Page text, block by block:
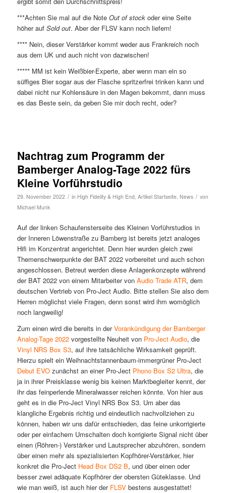
***Achten Sie mal auf die Note Out of stockoder eine Seite
höher auf Sold out. Aber der FLSV kann noch liefern!
**** Nein, dieser Verstärker kommt weder aus Frankreich noch
aus dem UK und auch nicht von dazwischen!
***** MM ist kein Weißbier-Experte, aber wenn man ein so
süffiges Bier sogar aus der Flasche spritzerfrei trinken kann und
dabei nicht nur Kohlensäure in den Magen bekommt, dann muss
es das Beste sein, da geben Sie mir doch recht, oder?
Nachtrag zum Programm der
Bamberger Analog-Tage 2022 fürs
Kleine Vorführstudio
29. November 2022 / in High Fidelity & High End, Artikel Startseite, News / von
Michael Munk
Auf der linken Schaufensterseite des Kleinen Vorführstudios in
der Inneren Löwenstraße zu Bamberg ist bereits jetzt analoges
Hifi im Konzentrat angerichtet. Denn hier wurden gleich zwei
Themenschwerpunkte der BAT 2022 vorbereitet und auch schon
angeschlossen. Betreut werden diese Anlagenkonzepte während
der BAT 2022 von einem Mitarbeiter von Audio Trade ATR, dem
deutschen Vertrieb von Pro-Ject Audio. Bitte stellen Sie also dem
Herren möglichst viele Fragen, denn sonst wird ihm womöglich
noch langweilig!
Zum einen wird die bereits in derVorankündigung der Bamberger
Analog-Tage 2022vorgestellte Neuheit von Pro-Ject Audio, die
Vinyl NRS Box S3, auf ihre tatsächliche Wirksamkeit geprüft.
Hierzu spielt ein Weihnachtstannenbaum-immergrüner Pro-Ject
Debut EVOzunächst an einer Pro-Ject Phono Box S2 Ultra, die
ja in ihrer Preisklasse wenig bis keinen Marktbegleiter kennt, der
ihr das feinperlende Mineralwasser reichen könnte. Von hier aus
geht es in die Pro-Ject Vinyl NRS Box S3. Um aber das
klangliche Ergebnis richtig und eindeutlich nachvollziehen zu
können, haben wir uns dafür entschieden, das feine unkorrigierte
oder per einfachem Umschalten doch korrigierte Signal nicht über
einen (Röhren-) Verstärker und Lautsprecher abzuhören, sondern
über einen mehr als spezialisierten Kopfhörer-Verstärker, hier
konkret die Pro-Ject Head Box DS2 B, und über einen oder
besser zwei adäquate Kopfhörer der obersten Güteklasse. Und
wie man weiß, ist auch hier der FLSVbestens ausgestattet!